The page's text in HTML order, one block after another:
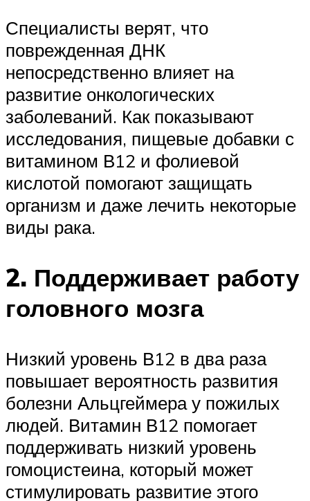
Специалисты верят, что
поврежденная ДНК
непосредственно влияет на
развитие онкологических
заболеваний. Как показывают
исследования, пищевые добавки с
витамином В12 и фолиевой
кислотой помогают защищать
организм и даже лечить некоторые
виды рака.
2. Поддерживает работу
головного мозга
Низкий уровень В12 в два раза
повышает вероятность развития
болезни Альцгеймера у пожилых
людей. Витамин В12 помогает
поддерживать низкий уровень
гомоцистеина, который может
стимулировать развитие этого